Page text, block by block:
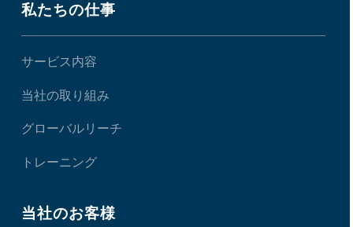
私たちの仕事
サービス内容
当社の取り組み
グローバルリーチ
トレーニング
当社のお客様